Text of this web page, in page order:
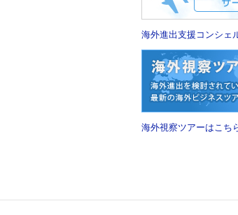
海外進出支援コンシェ
海外視察ツアーはこち